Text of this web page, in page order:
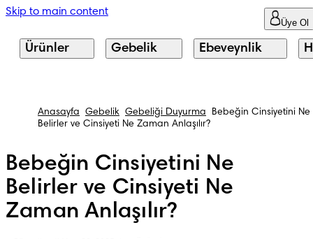
Skip to main content
Üye Ol
Ürünler Gebelik Ebeveynlik
Anasayfa Gebelik Gebeliği Duyurma
Bebeğin Cinsiyetini Ne
Belirler ve Cinsiyeti Ne Zaman Anlaşılır?
Bebeğin Cinsiyetini Ne
Belirler ve Cinsiyeti Ne
Zaman Anlaşılır?